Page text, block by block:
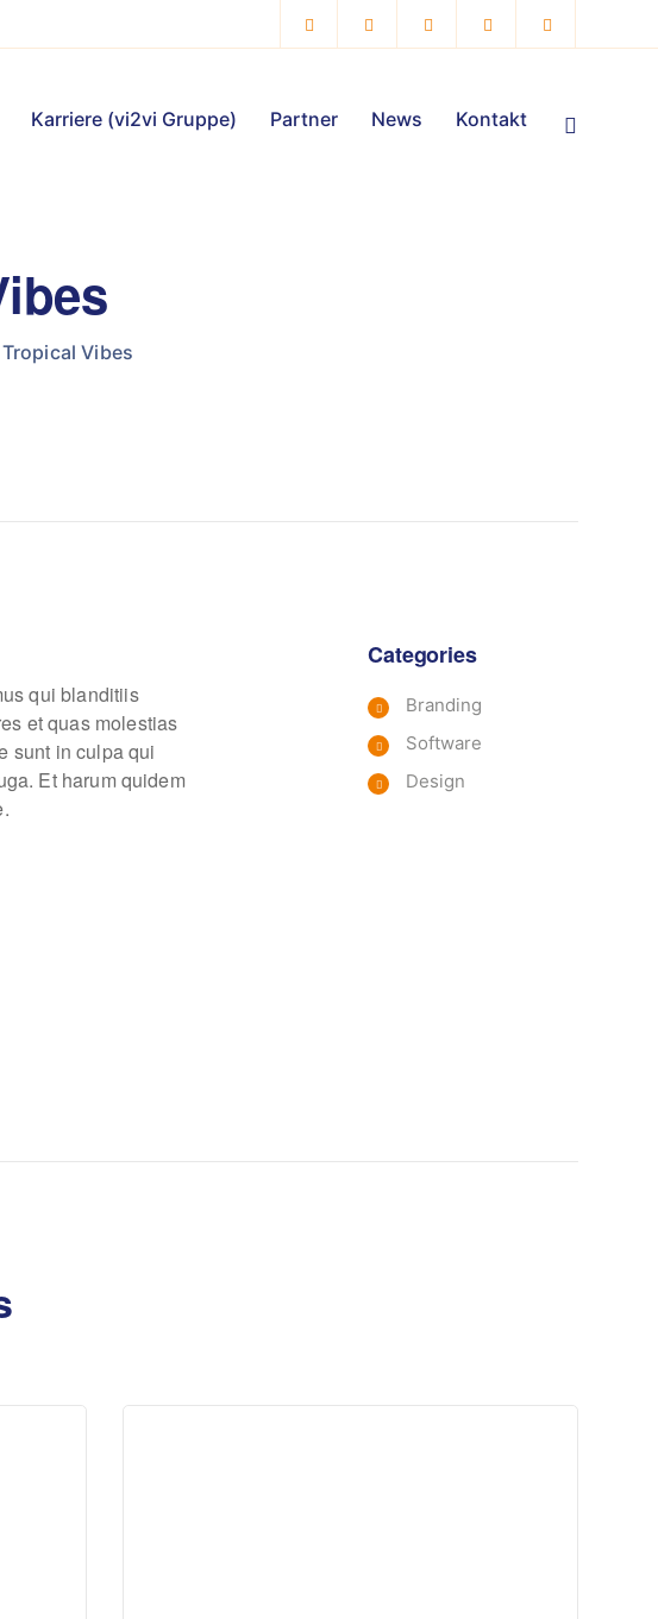
Karriere (vi2vi Gruppe) Partner News Kontakt
Vibes
qui blanditiis
et quas molestias
sunt in culpa qui
Et harum quidem
Categories
Branding
Software
Design